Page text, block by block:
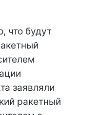
что будут
заявляли
ракетный